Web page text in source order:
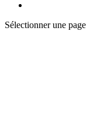
Sélectionner une page